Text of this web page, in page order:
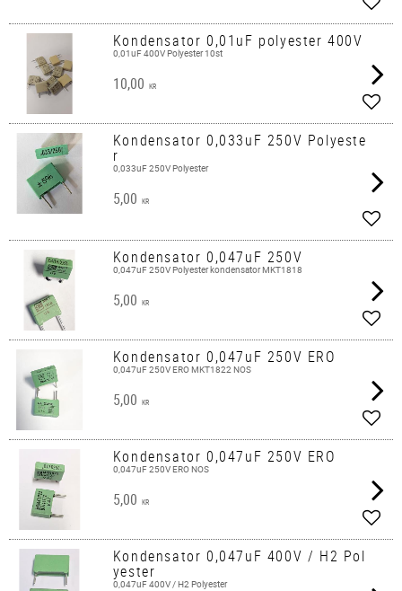
Kondensator 0,01uF polyester 400V
0,01uF 400V Polyester 10st
10,00 KR
Kondensator 0,033uF 250V Polyeste
r
0,033uF 250V Polyester
5,00 KR
Kondensator 0,047uF 250V
0,047uF 250V Polyester kondensator MKT1818
5,00 KR
Kondensator 0,047uF 250V ERO
0,047uF 250V ERO MKT1822 NOS
5,00 KR
Kondensator 0,047uF 250V ERO
0,047uF 250V ERO NOS
5,00 KR
Kondensator 0,047uF 400V / H2 Pol
yester
0,047uF 400V / H2 Polyester